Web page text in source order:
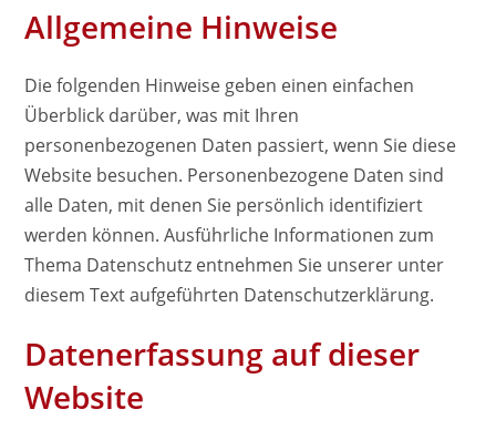
Allgemeine Hinweise
Die folgenden Hinweise geben einen einfachen
Überblick darüber, was mit Ihren
personenbezogenen Daten passiert, wenn Sie diese
Website besuchen. Personenbezogene Daten sind
alle Daten, mit denen Sie persönlich identifiziert
werden können. Ausführliche Informationen zum
Thema Datenschutz entnehmen Sie unserer unter
diesem Text aufgeführten Datenschutzerklärung.
Datenerfassung auf dieser
Website